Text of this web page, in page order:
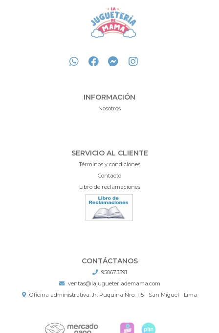
INFORMACIÓN
Nosotros
SERVICIO AL CLIENTE
Términos y condiciones
Contacto
Libro de reclamaciones
CONTÁCTANOS
950673391
ventas@lajugueteriademama.com
Oficina administrativa: Jr. Puquina Nro. 115 - San Miguel - Lima